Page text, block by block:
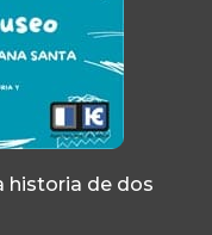
historia de dos